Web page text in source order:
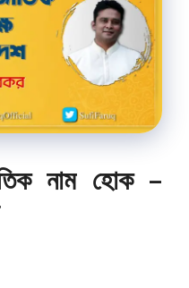
নাম হোক –